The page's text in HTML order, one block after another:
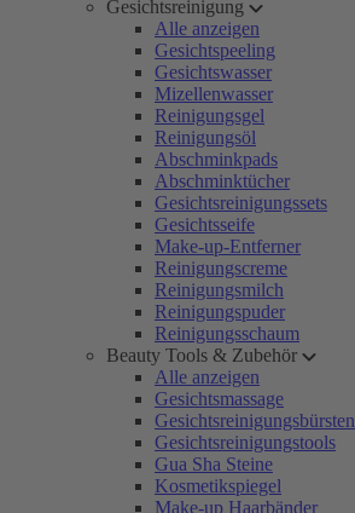
Gesichtsreinigung
Alle anzeigen
Gesichtspeeling
Gesichtswasser
Mizellenwasser
Reinigungsgel
Reinigungsöl
Abschminkpads
Abschminktücher
Gesichtsreinigungssets
Gesichtsseife
Make-up-Entferner
Reinigungscreme
Reinigungsmilch
Reinigungspuder
Reinigungsschaum
Beauty Tools & Zubehör
Alle anzeigen
Gesichtsmassage
Gesichtsreinigungsbürsten
Gesichtsreinigungstools
Gua Sha Steine
Kosmetikspiegel
Make-up Haarbänder